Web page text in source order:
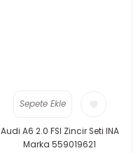
Sepete Ekle
Audi A6 2.0 FSI Zincir Seti INA
Marka 559019621